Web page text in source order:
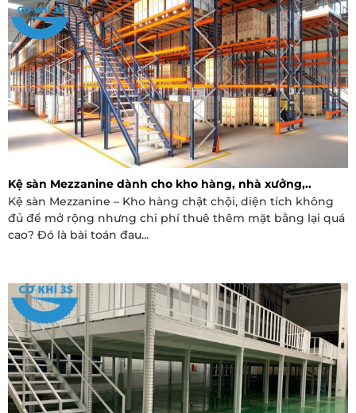
Kệ sàn Mezzanine dành cho kho hàng, nhà xưởng,..
Kệ sàn Mezzanine – Kho hàng chật chội, diện tích không
đủ để mở rộng nhưng chi phí thuê thêm mặt bằng lại quá
cao? Đó là bài toán đau...